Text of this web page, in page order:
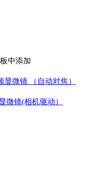
中添加
微镜 （自动对焦）
微镜(相机驱动）